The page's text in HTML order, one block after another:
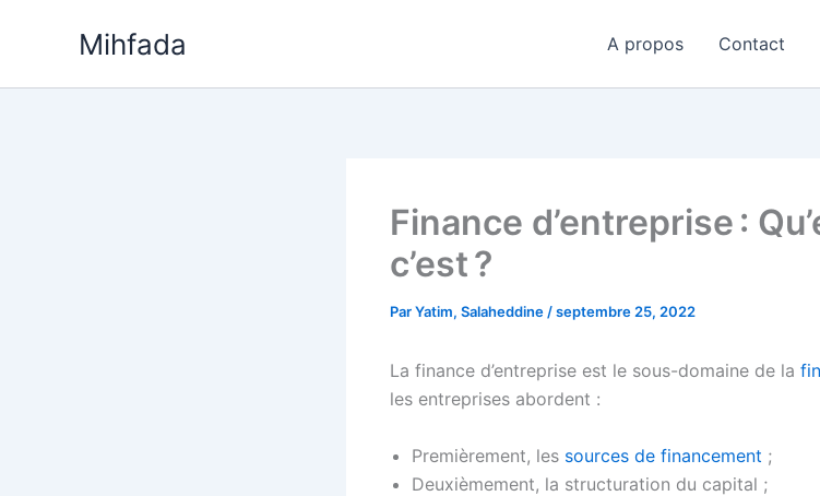
Mihfada A propos Contact
Finance d’entreprise :
c’est ?
ParYatim, Salaheddine /septembre 25, 2022
La finance d’entreprise est le sous-domaine de la
les entreprises abordent :
Premièrement, les sources de financement ;
Deuxièmement, la structuration du capital ;